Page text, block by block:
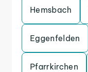
Hemsbach
Eggenfelden
Pfarrkirchen